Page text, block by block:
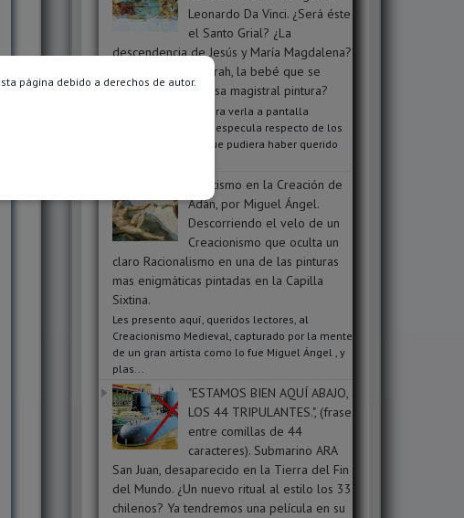
Leonardo Da Vinci. ¿Será éste
el Santo Grial? ¿La
descendencia de Jesús y María Magdalena?
¿Será Sophie o Sarah, la bebé que se
oculta dentro de esa magistral pintura?
Clic en la imagen para verla a pantalla
completa. Mucho se especula respecto de los
mensajes ocultos que pudiera haber querido
Ocultismo en la Creación de
Adán, por Miguel Ángel.
Descorriendo el velo de un
Creacionismo que oculta un
claro Racionalismo en una de las pinturas
mas enigmáticas pintadas en la Capilla
Sixtina.
Les presento aquí, queridos lectores, al
Creacionismo Medieval, capturado por la mente
de un gran artista como lo fue Miguel Ángel , y
plas...
"ESTAMOS BIEN AQUÍ ABAJO,
LOS 44 TRIPULANTES.", (frase
entre comillas de 44
caracteres). Submarino ARA
San Juan, desaparecido en la Tierra del Fin
del Mundo. ¿Un nuevo ritual al estilo los 33
chilenos? Ya tendremos una película en su
página debido a derechos de autor.